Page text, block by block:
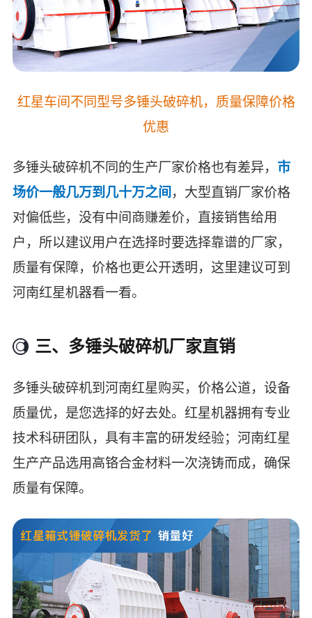
红星车间不同型号多锤头破碎机，质量保障价格
优惠
多锤头破碎机不同的生产厂家价格也有差异， 市
场价一般几万到几十万之间 ，大型直销厂家价格
对偏低些，没有中间商赚差价，直接销售给用
户，所以建议用户在选择时要选择靠谱的厂家，
质量有保障，价格也更公开透明，这里建议可到
河南红星机器看一看。
三、多锤头破碎机厂家直销
多锤头破碎机到河南红星购买，价格公道，设备
质量优，是您选择的好去处。红星机器拥有专业
技术科研团队，具有丰富的研发经验；河南红星
生产产品选用高铬合金材料一次浇铸而成，确保
质量有保障。